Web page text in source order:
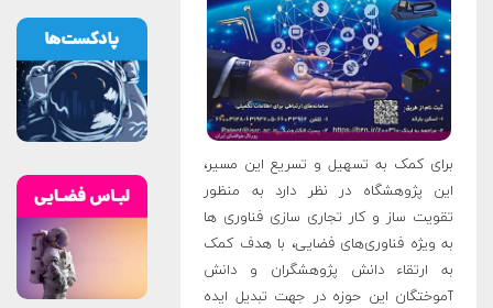
برای کمک به تسهیل و تسریع این مسیر،
این پژوهشگاه در نظر دارد به منظور
تقویت ساز و کار تجاری­ سازی فناوری­ ها
به ویژه فناوری‌های فضایی، با هدف کمک
به ارتقاء دانش پژوهشگران و دانش
آموختگان این حوزه در جهت تبدیل ایده